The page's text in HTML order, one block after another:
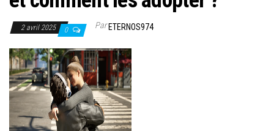
2 avril 2025 0 ParETERNOS974